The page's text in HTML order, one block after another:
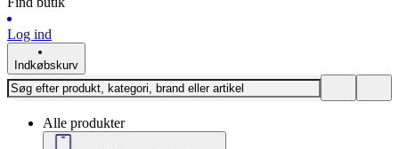
Log ind
Indkøbskurv
Alle produkter